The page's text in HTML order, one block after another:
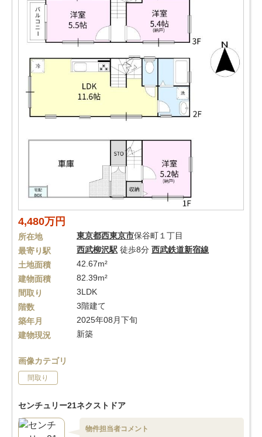
4,480万円
所在地 東京都西東京市保谷町１丁目
最寄り駅
西武柳沢駅 徒歩8分 西武鉄道新宿線
土地面積
42.67m²
建物面積
82.39m²
間取り
3LDK
階数
3階建て
築年月
2025年08月下旬
建物現況
新築
画像カテゴリ
間取り
センチュリー21ネクストドア
物件担当者コメント